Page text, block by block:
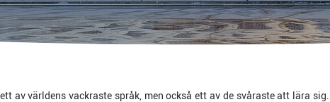
av världens vackraste språk, men också ett av de svåraste att lära sig.